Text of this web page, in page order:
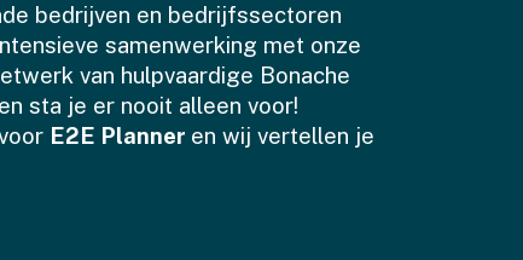
bedrijven en bedrijfssectoren
samenwerking met onze
van hulpvaardige Bonache
sta je er nooit alleen voor!
E2E Planner en wij vertellen je